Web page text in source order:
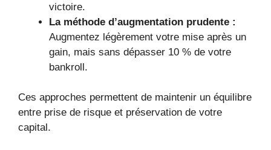
victoire.
La méthode d’augmentation prudente :
Augmentez légèrement votre mise après un
gain, mais sans dépasser 10 % de votre
bankroll.
Ces approches permettent de maintenir un équilibre
entre prise de risque et préservation de votre
capital.